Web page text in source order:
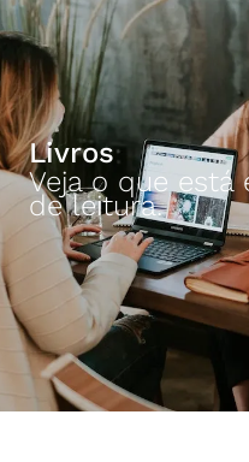
Livros
Veja o que está
de leitura.